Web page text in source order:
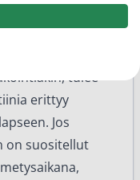
tulee
erittyy
Jos
on suositellut